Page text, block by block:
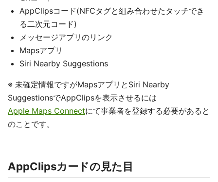
AppClipsコード(NFCタグと組み合わせたタッチでき
る二次元コード)
メッセージアプリのリンク
Mapsアプリ
Siri Nearby Suggestions
※ 未確定情報ですがMapsアプリとSiri Nearby
SuggestionsでAppClipsを表示させるには
Apple Maps Connectにて事業者を登録する必要があると
のことです。
AppClipsカードの見た目